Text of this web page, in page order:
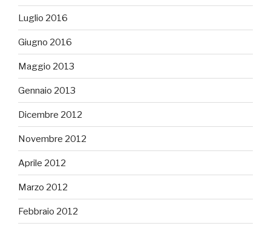
Luglio 2016
Giugno 2016
Maggio 2013
Gennaio 2013
Dicembre 2012
Novembre 2012
Aprile 2012
Marzo 2012
Febbraio 2012